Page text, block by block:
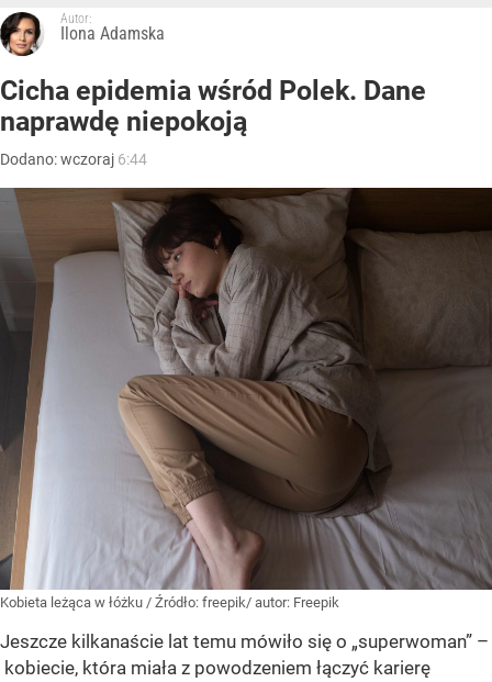
Autor:
Ilona Adamska
Cicha epidemia wśród Polek. Dane
naprawdę niepokoją
Dodano:wczoraj 6:44
Kobieta leżąca w łóżku / Źródło: freepik/ autor: Freepik
Jeszcze kilkanaście lat temu mówiło się o „superwoman” –
kobiecie, która miała z powodzeniem łączyć karierę